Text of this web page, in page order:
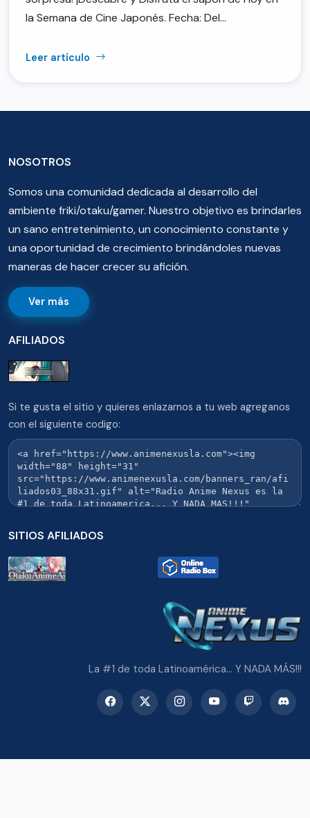
la Semana de Cine Japonés. Fecha: Del…
Leer artículo
NOSOTROS
Somos una comunidad dedicada al desarrollo del
ambiente friki/otaku/gamer. Nuestro objetivo es brindarles
un sano entretenimiento, un conocimiento constante y
una oportunidad de crecimiento brindándoles nuevas
maneras de hacer crecer su afición.
Ver más
AFILIADOS
Si te gusta el sitio y quieres enlazarnos a tu web agreganos
con el siguiente codigo:
SITIOS AFILIADOS
La #1 de toda Latinoamérica... Y NADA MÁS!!!